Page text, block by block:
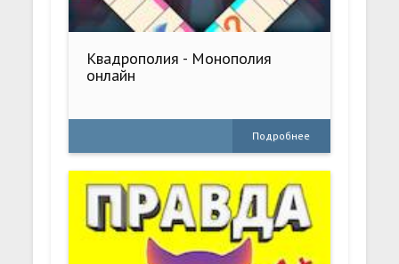
Квадрополия - Монополия
онлайн
Подробнее